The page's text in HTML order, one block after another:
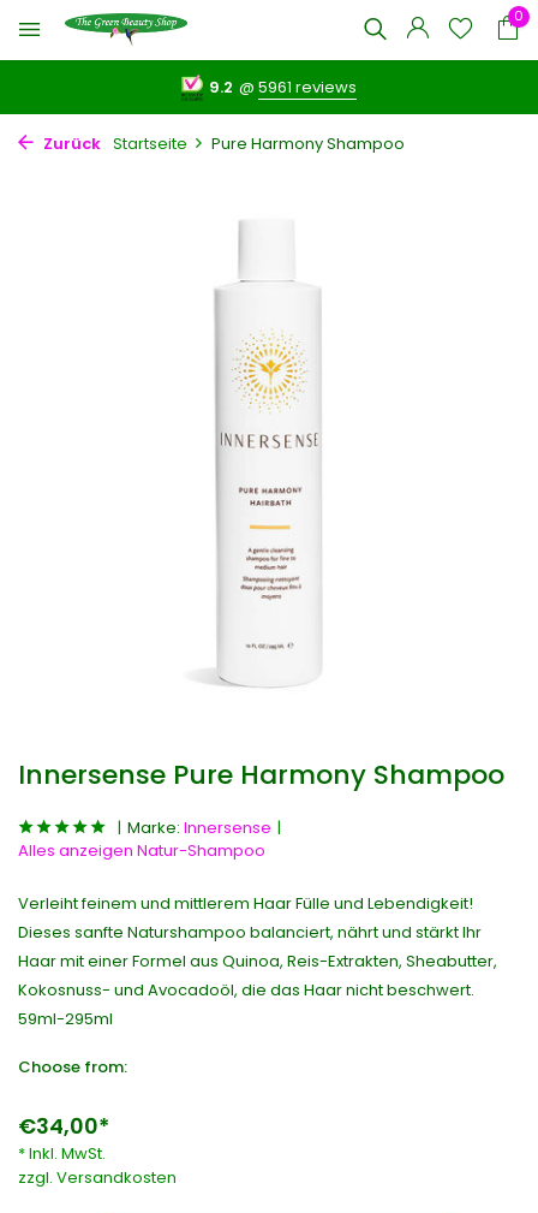
0
9.2 @5961 reviews
Zurück Startseite Pure Harmony Shampoo
Innersense Pure Harmony Shampoo
Marke: Innersense
Alles anzeigen Natur-Shampoo
Verleiht feinem und mittlerem Haar Fülle und Lebendigkeit!
Dieses sanfte Naturshampoo balanciert, nährt und stärkt Ihr
Haar mit einer Formel aus Quinoa, Reis-Extrakten, Sheabutter,
Kokosnuss- und Avocadoöl, die das Haar nicht beschwert.
59ml-295ml
Choose from:
€34,00*
* Inkl. MwSt.
zzgl. Versandkosten